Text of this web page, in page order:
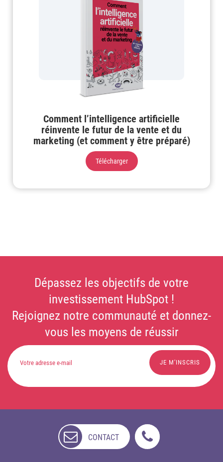
Comment l’intelligence artificielle
réinvente le futur de la vente et du
marketing (et comment y être préparé)
Télécharger
Dépassez les objectifs de votre
investissement HubSpot !
Rejoignez notre communauté et donnez-
vous les moyens de réussir
CONTACT
DISPONIBLE